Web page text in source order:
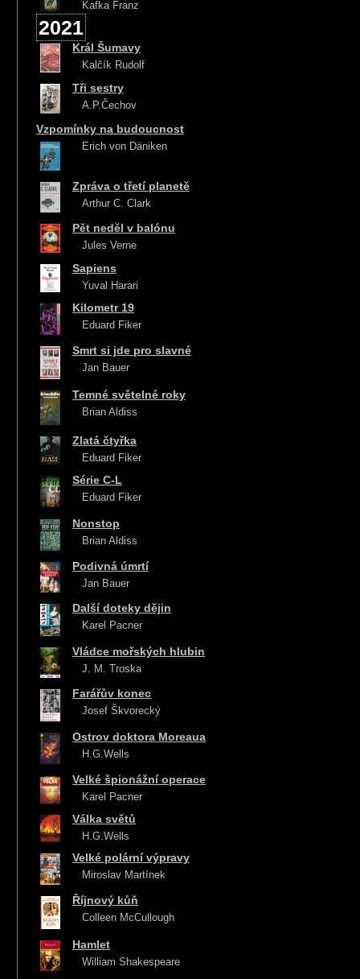
Kafka Franz
2021
Král Šumavy
Kalčík Rudolf
Tři sestry
A.P.Čechov
Vzpomínky na budoucnost
Erich von Däniken
Zpráva o třetí planetě
Arthur C. Clark
Pět neděl v balónu
Jules Verne
Sapiens
Yuval Harari
Kilometr 19
Eduard Fiker
Smrt si jde pro slavné
Jan Bauer
Temné světelné roky
Brian Aldiss
Zlatá čtyřka
Eduard Fiker
Série C-L
Eduard Fiker
Nonstop
Brian Aldiss
Podivná úmrtí
Jan Bauer
Další doteky dějin
Karel Pacner
Vládce mořských hlubin
J. M. Troska
Farářův konec
Josef Škvorecký
Ostrov doktora Moreaua
H.G.Wells
Velké špionážní operace
Karel Pacner
Válka světů
H.G.Wells
Velké polární výpravy
Miroslav Martínek
Říjnový kůň
Colleen McCullough
Hamlet
William Shakespeare